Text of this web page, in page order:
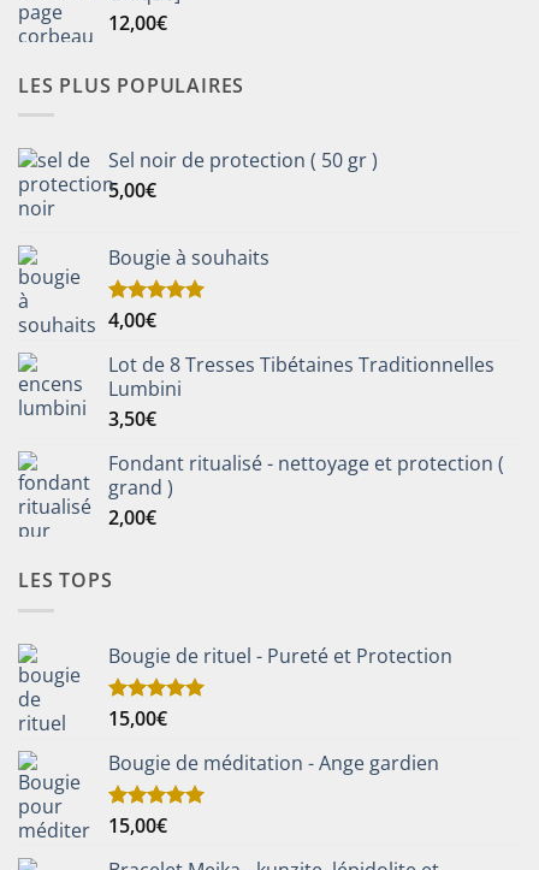
12,00€
LES PLUS POPULAIRES
Sel noir de protection ( 50 gr )
5,00€
Bougie à souhaits
Note5.00
4,00€
Lot de 8 Tresses Tibétaines Traditionnelles
Lumbini
3,50€
Fondant ritualisé - nettoyage et protection (
grand )
2,00€
LES TOPS
Bougie de rituel - Pureté et Protection
Note5.00
15,00€
Bougie de méditation - Ange gardien
Note5.00
15,00€